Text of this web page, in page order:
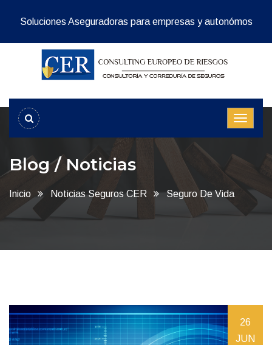
Soluciones Aseguradoras para empresas y autonómos
Blog / Noticias
Inicio Noticias Seguros CER Seguro De Vida
26
JUN